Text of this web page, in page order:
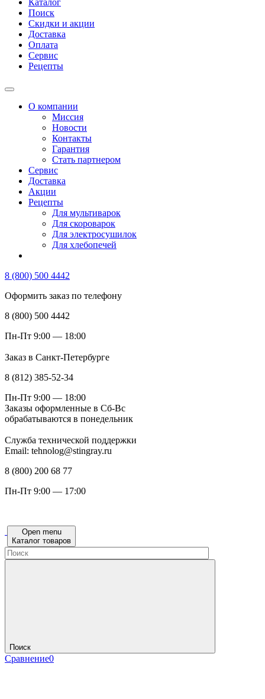
Каталог
Поиск
Скидки и акции
Доставка
Оплата
Сервис
Рецепты
О компании
Миссия
Новости
Контакты
Гарантия
Стать партнером
Сервис
Доставка
Акции
Рецепты
Для мультиварок
Для скороварок
Для электросушилок
Для хлебопечей
8 (800) 500 4442
Оформить заказ по телефону
8 (800) 500 4442
Пн-Пт 9:00 — 18:00
Заказ в Санкт-Петербурге
8 (812) 385-52-34
Пн-Пт 9:00 — 18:00
Заказы оформленные в Сб-Вс
обрабатываются в понедельник
Служба технической поддержки
Email: tehnolog@stingray.ru
8 (800) 200 68 77
Пн-Пт 9:00 — 17:00
Open menu
Каталог товаров
Поиск
Сравнение0